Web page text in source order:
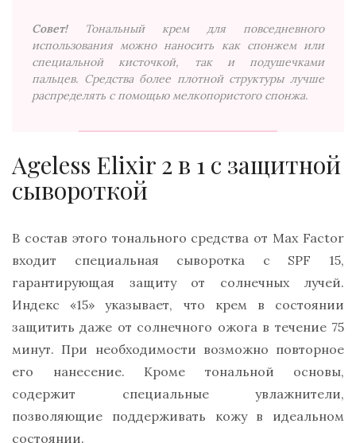
Совет!
Тональный крем для повседневного
использования можно наносить как спонжем или
специальной кисточкой, так и подушечками
пальцев. Средства более плотной структуры лучше
распределять с помощью мелкопористого спонжа.
Ageless Elixir 2 в 1 с защитной
сывороткой
В состав этого тонального средства от Max Factor
входит специальная сыворотка с SPF 15,
гарантирующая защиту от солнечных лучей.
Индекс «15» указывает, что крем в состоянии
защитить даже от солнечного ожога в течение 75
минут. При необходимости возможно повторное
его нанесение. Кроме тональной основы,
содержит специальные увлажнители,
позволяющие поддерживать кожу в идеальном
состоянии.